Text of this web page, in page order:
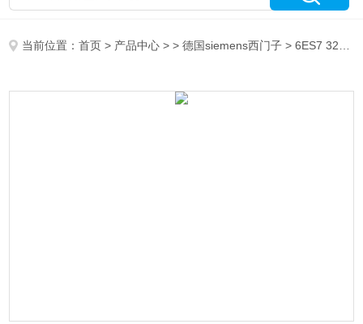
当前位置：首页 > 产品中心 > >德国siemens西门子 > 6ES7 322-8BF00-0AB0 德国西门子